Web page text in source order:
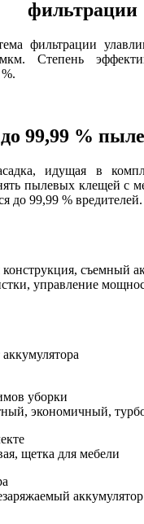
фильтрации
фильтрации
Степень
99,99 %
идущая в
пылевых клещей с
до 99,99 % вредителей.
съемный
управление
уборки
экономичный,
щетка для мебели
аккумулятор